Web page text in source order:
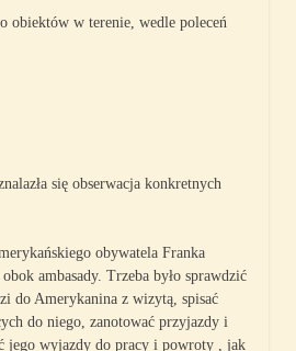
obiektów w terenie, wedle poleceń
się obserwacja konkretnych
obywatela Franka
ambasady. Trzeba było sprawdzić
do Amerykanina z wizytą, spisać
do niego, zanotować przyjazdy i
jego wyjazdy do pracy i powroty , jak